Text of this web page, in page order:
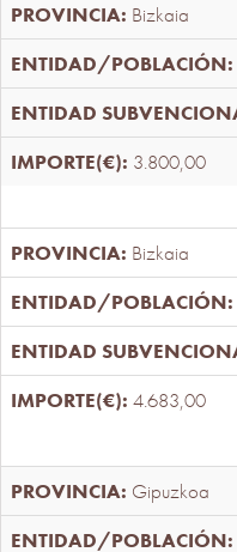
Bizkaia
3.800,00
Bizkaia
4.683,00
Gipuzkoa